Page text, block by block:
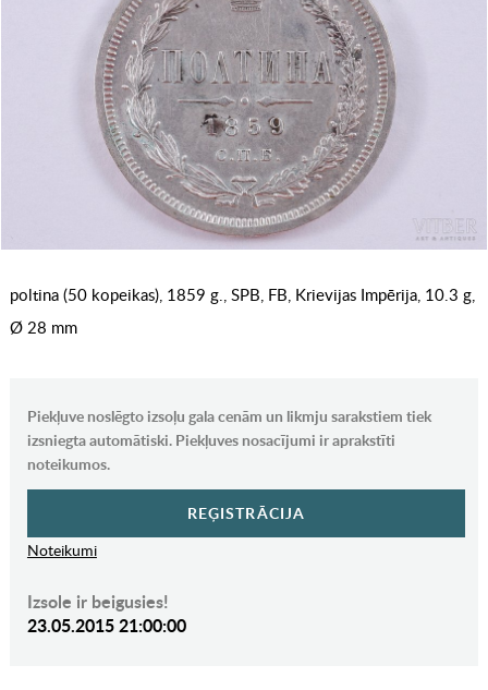
poltina (50 kopeikas), 1859 g., SPB, FB, Krievijas Impērija, 10.3 g,
Ø 28 mm
Piekļuve noslēgto izsoļu gala cenām un likmju sarakstiem tiek
izsniegta automātiski. Piekļuves nosacījumi ir aprakstīti
noteikumos.
REĢISTRĀCIJA
Noteikumi
Izsole ir beigusies!
23.05.2015 21:00:00